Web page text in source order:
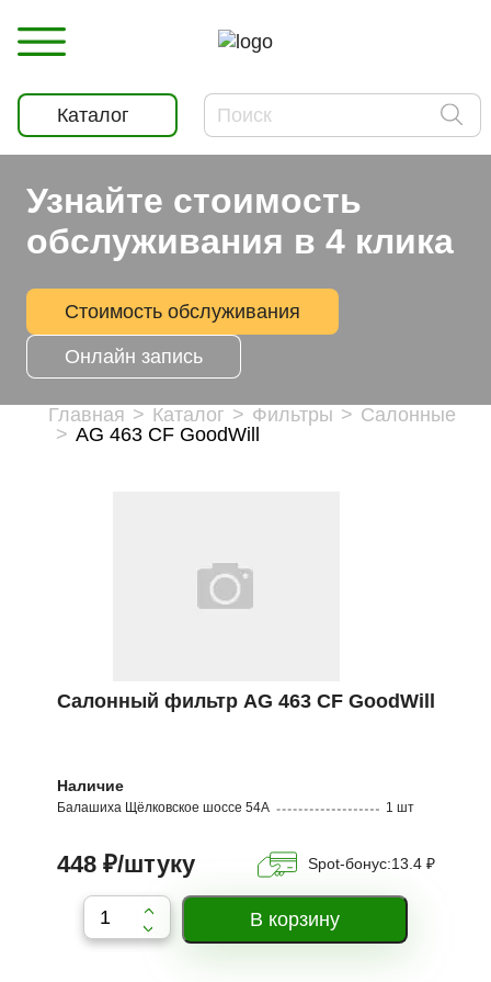
Каталог
Узнайте стоимость
обслуживания в 4 клика
Стоимость обслуживания
Онлайн запись
Главная Каталог Фильтры
Салонные
AG 463 CF GoodWill
Салонный фильтр AG 463 CF GoodWill
Наличие
Балашиха Щёлковское шоссе 54А 1 шт
448 ₽/штуку Spot-бонус:13.4 ₽